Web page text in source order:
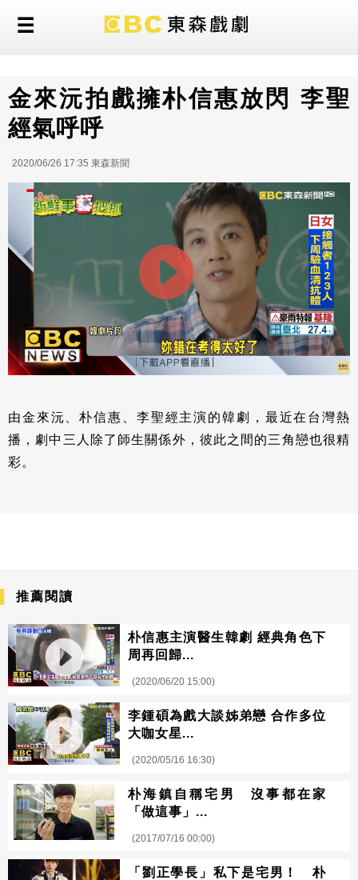
金來沅拍戲擁朴信惠放閃 李聖
經氣呼呼
2020/06/26 17:35 東森新聞
由金來沅、朴信惠、李聖經主演的韓劇，最近在台灣熱
播，劇中三人除了師生關係外，彼此之間的三角戀也很精
彩。
推薦閱讀
朴信惠主演醫生韓劇 經典角色下
周再回歸...
(2020/06/20 15:00)
李鍾碩為戲大談姊弟戀 合作多位
大咖女星...
(2020/05/16 16:30)
朴海鎮自稱宅男 沒事都在家
「做這事」...
(2017/07/16 00:00)
「劉正學長」私下是宅男！ 朴